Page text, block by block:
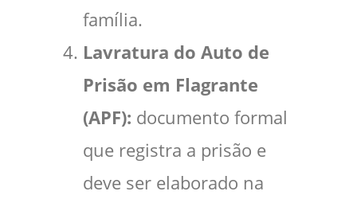
família.
Lavratura do Auto de
Prisão em Flagrante
(APF): documento formal
que registra a prisão e
deve ser elaborado na